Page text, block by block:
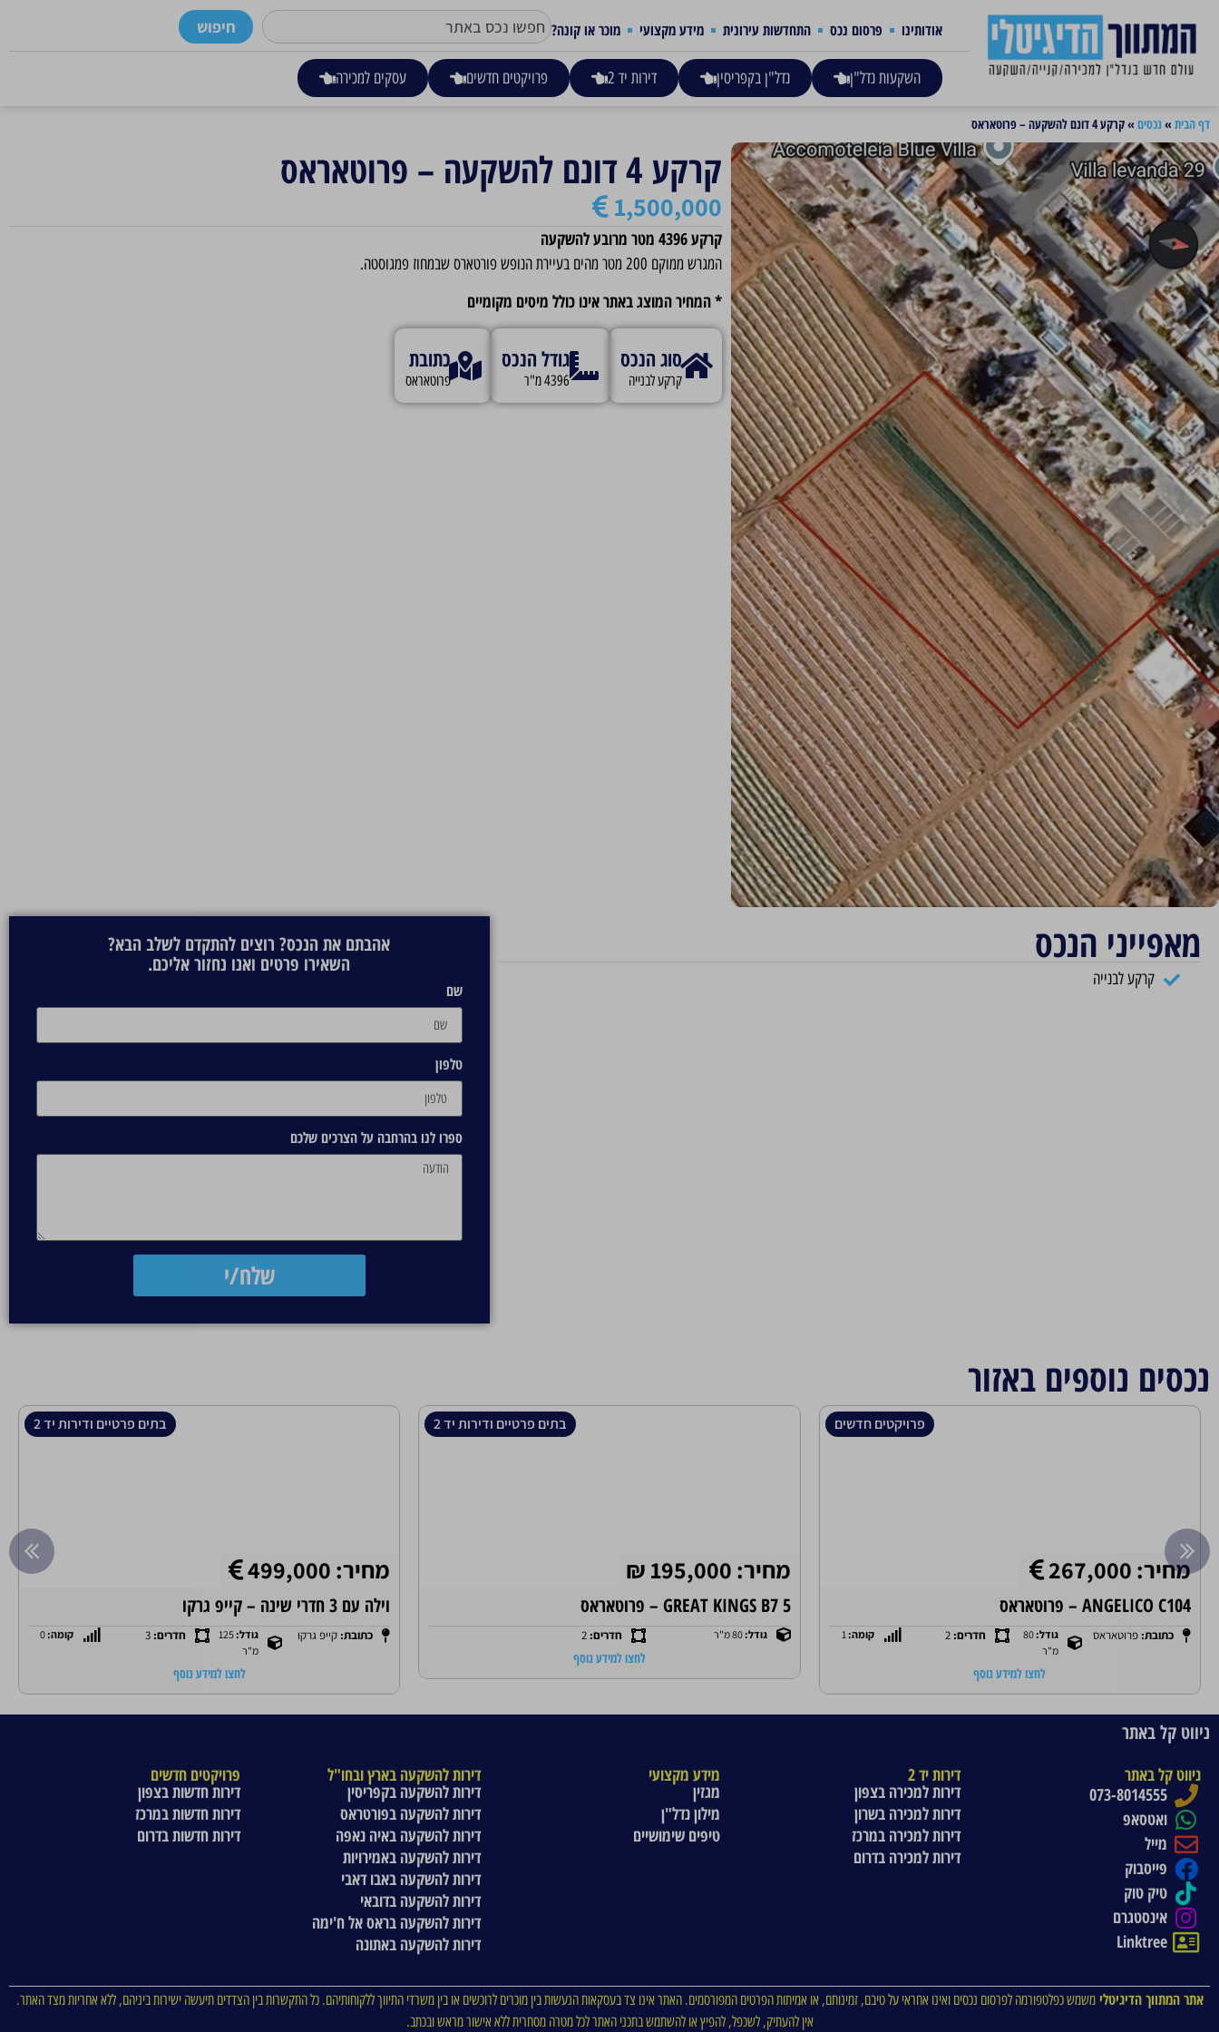
אודותינו פרסום נכס התחדשות עירונית מידע מקצועי מוכר או קונה? חיפוש
השקעות נדל"ן נדל"ן בקפריסין דירות יד 2 פרויקטים חדשים עסקים למכירה
דף הבית »נכסים »קרקע 4 דונם להשקעה – פרוטאראס
קרקע 4 דונם להשקעה – פרוטאראס
1,500,000
קרקע 4396 מטר מרובע להשקעה
המגרש ממוקם 200 מטר מהים בעיירת הנופש פורטארס שבמחוז פמגוסטה.
* המחיר המוצג באתר אינו כולל מיסים מקומיים
סוג הנכס
קרקע לבנייה
גודל הנכס
4396 מ"ר
כתובת
פרוטאראס
מאפייני הנכס
קרקע לבנייה
אהבתם את הנכס? רוצים להתקדם לשלב הבא?
השאירו פרטים ואנו נחזור אליכם.
שם
טלפון
ספרו לנו בהרחבה על הצרכים שלכם
שלח/י
נכסים נוספים באזור
פרויקטים חדשים
מחיר: 267,000
ANGELICO C104 – פרוטאראס
כתובת: פרוטאראס גודל:80
מ"ר
חדרים: 2 קומה:1
לחצו למידע נוסף
בתים פרטיים ודירות יד 2
מחיר: 195,000 ₪
GREAT KINGS B7 5 – פרוטאראס
גודל:80 מ"ר חדרים:2
לחצו למידע נוסף
בתים פרטיים ודירות יד 2
מחיר: 499,000
וילה עם 3 חדרי שינה – קייפ גרקו
כתובת: קייפ גרקו גודל:125
מ"ר
חדרים:3 קומה:0
לחצו למידע נוסף
ניווט קל באתר
ניווט קל באתר
073-8014555
ואטסאפ
מייל
פייסבוק
טיק טוק
אינסטגרם
Linktree
דירות יד 2
דירות למכירה בצפון
דירות למכירה בשרון
דירות למכירה במרכז
דירות למכירה בדרום
מידע מקצועי
מגזין
מילון נדל"ן
טיפים שימושיים
דירות להשקעה בארץ ובחו"ל
דירות להשקעה בקפריסין
דירות להשקעה בפורטראס
דירות להשקעה באיה נאפה
דירות להשקעה באמירויות
דירות להשקעה באבו דאבי
דירות להשקעה בדובאי
דירות להשקעה בראס אל ח'ימה
דירות להשקעה באתונה
פרויקטים חדשים
דירות חדשות בצפון
דירות חדשות במרכז
דירות חדשות בדרום
אתר המתווך הדיגיטלימשמש כפלטפורמה לפרסום נכסים ואינו אחראי על טיבם, זמינותם, או אמיתות הפרטים המפורסמים. האתר אינו צד בעסקאות הנעשות בין מוכרים לרוכשים או בין משרדי התיווך ללקוחותיהם. כל התקשרות בין הצדדים תיעשה ישירות ביניהם, ללא אחריות מצד האתר.
אין להעתיק, לשכפל, להפיץ או להשתמש בתכני האתר לכל מטרה מסחרית ללא אישור מראש ובכתב.